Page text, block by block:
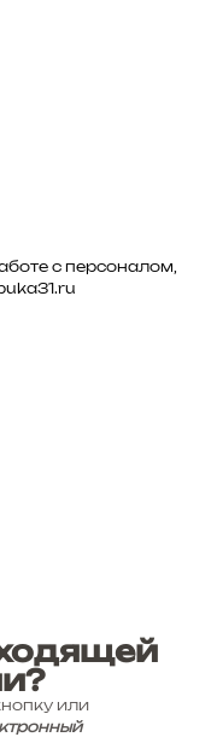
с персоналом,
или